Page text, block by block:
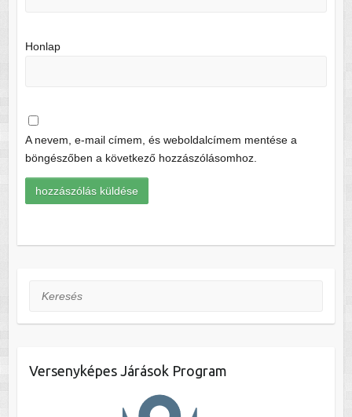
Honlap
A nevem, e-mail címem, és weboldalcímem mentése a
böngészőben a következő hozzászólásomhoz.
Keresés
Versenyképes Járások Program